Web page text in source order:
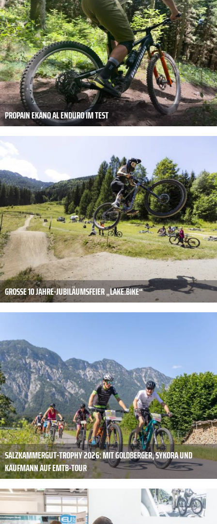
PROPAIN EKANO AL ENDURO IM TEST
GROSSE 10 JAHRE-JUBILÄUMSFEIER „LAKE.BIKE“
SALZKAMMERGUT-TROPHY 2026: MIT GOLDBERGER, SYKORA UND
KAUFMANN AUF EMTB-TOUR